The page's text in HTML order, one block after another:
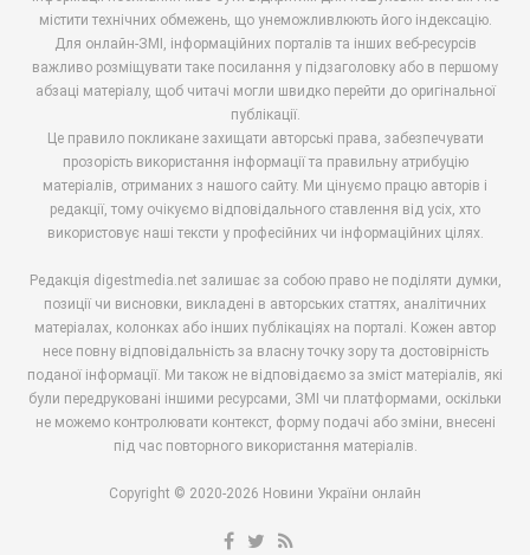
містити технічних обмежень, що унеможливлюють його індексацію.
Для онлайн-ЗМІ, інформаційних порталів та інших веб-ресурсів
важливо розміщувати таке посилання у підзаголовку або в першому
абзаці матеріалу, щоб читачі могли швидко перейти до оригінальної
публікації.
Це правило покликане захищати авторські права, забезпечувати
прозорість використання інформації та правильну атрибуцію
матеріалів, отриманих з нашого сайту. Ми цінуємо працю авторів і
редакції, тому очікуємо відповідального ставлення від усіх, хто
використовує наші тексти у професійних чи інформаційних цілях.
Редакція digestmedia.net залишає за собою право не поділяти думки,
позиції чи висновки, викладені в авторських статтях, аналітичних
матеріалах, колонках або інших публікаціях на порталі. Кожен автор
несе повну відповідальність за власну точку зору та достовірність
поданої інформації. Ми також не відповідаємо за зміст матеріалів, які
були передруковані іншими ресурсами, ЗМІ чи платформами, оскільки
не можемо контролювати контекст, форму подачі або зміни, внесені
під час повторного використання матеріалів.
Copyright © 2020-2026 Новини України онлайн